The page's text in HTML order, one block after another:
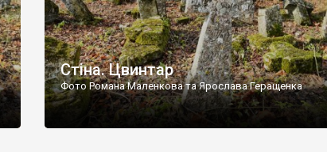
Стіна. Цвинтар
Фото Романа Маленкова та Ярослава Геращенка